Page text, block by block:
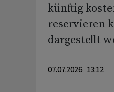
künftig
reservieren
dargestellt
07.07.2026 13:12